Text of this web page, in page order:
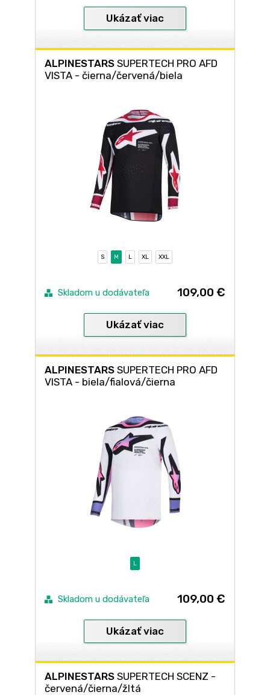
Ukázať viac
ALPINESTARS SUPERTECH PRO AFD
VISTA - čierna/červená/biela
S M L XL XXL
Skladom u dodávateľa 109,00 €
Ukázať viac
ALPINESTARS SUPERTECH PRO AFD
VISTA - biela/fialová/čierna
L
Skladom u dodávateľa 109,00 €
Ukázať viac
ALPINESTARS SUPERTECH SCENZ -
červená/čierna/žltá